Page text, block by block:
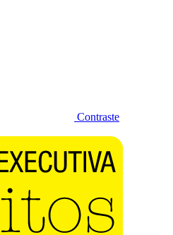
Contraste